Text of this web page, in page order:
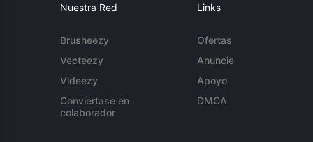
Nuestra Red
Brusheezy
Vecteezy
Videezy
Conviértase en
colaborador
Links
Ofertas
Anuncie
Apoyo
DMCA